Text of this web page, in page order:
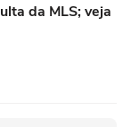
da MLS; veja